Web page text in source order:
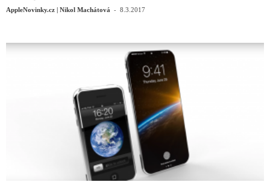
AppleNovinky.cz | Nikol Machátová - 8.3.2017